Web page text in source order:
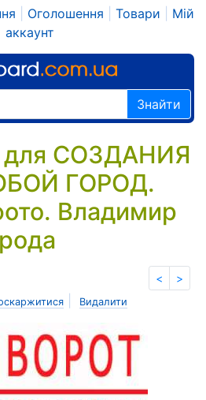
Оголошення Товари
Мій
аккаунт
Знайти
СОЗДАНИЯ
ГОРОД.
Владимир
< >
Видалити